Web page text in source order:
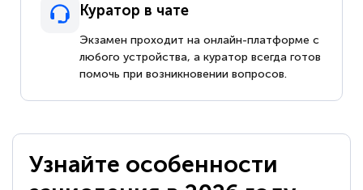
Куратор в чате
Экзамен проходит на онлайн-платформе с
любого устройства, а куратор всегда готов
помочь при возникновении вопросов.
Узнайте особенности